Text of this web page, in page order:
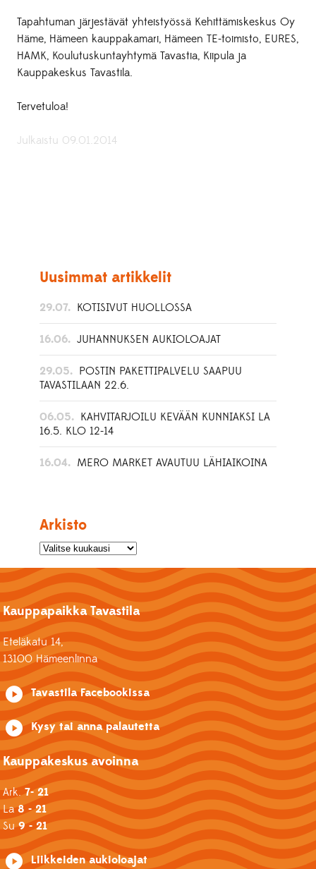
Tapahtuman järjestävät yhteistyössä Kehittämiskeskus Oy
Häme, Hämeen kauppakamari, Hämeen TE-toimisto, EURES,
HAMK, Koulutuskuntayhtymä Tavastia, Kiipula ja
Kauppakeskus Tavastila.
Tervetuloa!
Julkaistu 09.01.2014
Uusimmat artikkelit
29.07. KOTISIVUT HUOLLOSSA
16.06. JUHANNUKSEN AUKIOLOAJAT
29.05. POSTIN PAKETTIPALVELU SAAPUU
TAVASTILAAN 22.6.
06.05. KAHVITARJOILU KEVÄÄN KUNNIAKSI LA
16.5. KLO 12-14
16.04. MERO MARKET AVAUTUU LÄHIAIKOINA
Arkisto
Kauppapaikka Tavastila
Eteläkatu 14,
13100 Hämeenlinna
Tavastila Facebookissa
Kysy tai anna palautetta
Kauppakeskus avoinna
Ark.7- 21
La8 - 21
Su9 - 21
Liikkeiden aukioloajat